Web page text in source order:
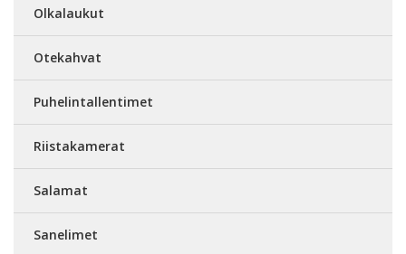
Olkalaukut
Otekahvat
Puhelintallentimet
Riistakamerat
Salamat
Sanelimet